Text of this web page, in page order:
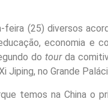
feira (25) diversos
economia e
do tourda
Jiping, no Grande
temos na China o